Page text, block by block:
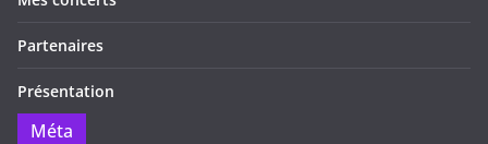
Partenaires
Présentation
Méta